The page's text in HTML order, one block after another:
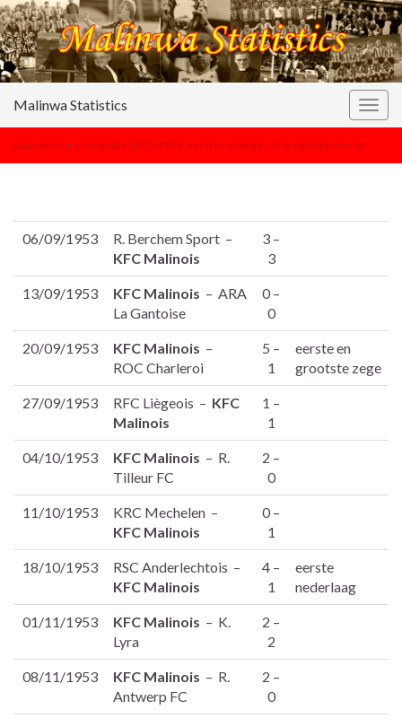
Malinwa Statistics
seizoenen > competitie 1953-1954: eerste nationale, vice-landskampioen
06/09/1953
R. Berchem Sport –
KFC Malinois
3 –
3
13/09/1953 KFC Malinois – ARA
La Gantoise
0 –
0
20/09/1953 KFC Malinois –
ROC Charleroi
5 –
1
eerste en
grootste zege
27/09/1953 RFC Liègeois – KFC
Malinois
1 –
1
04/10/1953 KFC Malinois – R.
Tilleur FC
2 –
0
11/10/1953
KRC Mechelen –
KFC Malinois
0 –
1
18/10/1953
RSC Anderlechtois –
KFC Malinois
4 –
1
eerste
nederlaag
01/11/1953 KFC Malinois – K.
Lyra
2 –
2
08/11/1953 KFC Malinois – R.
Antwerp FC
2 –
0